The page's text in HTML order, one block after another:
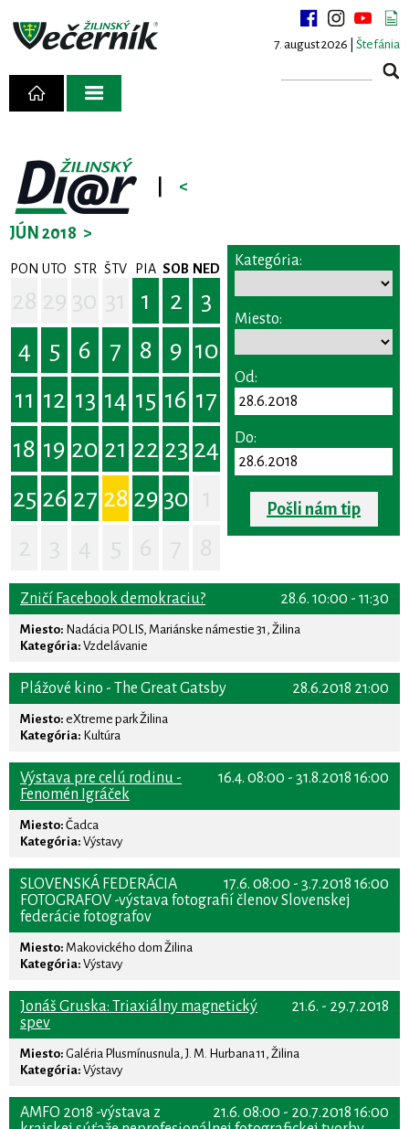
7. august 2026 | Štefánia
<
JÚN 2018 >
PON UTO STR ŠTV PIA SOB NED
1 2
3
4
5 6 7 8 9 10
11 12 13 14 15 16 17
18 19 20 21 22 23 24
25 26 27 28 29 30
Kategória:
Miesto:
Od:
Do:
Pošli nám tip
28.6. 10:00 - 11:30
Zničí Facebook demokraciu?
Miesto: Nadácia POLIS, Mariánske námestie 31, Žilina
Kategória: Vzdelávanie
28.6.2018 21:00
Plážové kino - The Great Gatsby
Miesto: eXtreme park Žilina
Kategória: Kultúra
16.4. 08:00 - 31.8.2018 16:00
Výstava pre celú rodinu -
Fenomén Igráček
Miesto: Čadca
Kategória: Výstavy
17.6. 08:00 - 3.7.2018 16:00
SLOVENSKÁ FEDERÁCIA
FOTOGRAFOV -výstava fotografií členov Slovenskej
federácie fotografov
Miesto: Makovického dom Žilina
Kategória: Výstavy
21.6. - 29.7.2018
Jonáš Gruska: Triaxiálny magnetický
spev
Miesto: Galéria Plusmínusnula, J. M. Hurbana 11, Žilina
Kategória: Výstavy
21.6. 08:00 - 20.7.2018 16:00
AMFO 2018 -výstava z